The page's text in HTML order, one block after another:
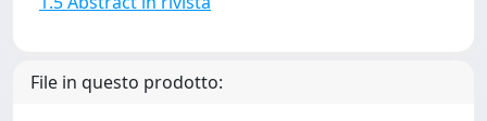
File in questo prodotto: